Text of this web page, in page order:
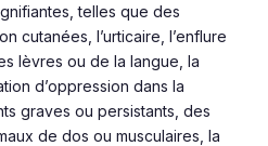
telles que des
cutanées, l’urticaire, l’enflure
lèvres ou de la langue, la
d’oppression dans la
graves ou persistants, des
de dos ou musculaires, la